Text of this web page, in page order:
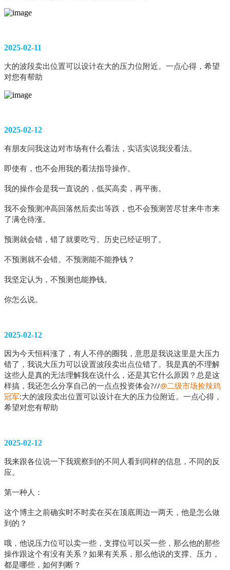
2025-02-11
大的波段卖出位置可以设计在大的压力位附近。一点心得，希望
对您有帮助
2025-02-12
有朋友问我这边对市场有什么看法，实话实说我没看法。
即使有，也不会用我的看法指导操作。
我的操作会是我一直说的，低买高卖，再平衡。
我不会预测冲高回落然后卖出等跌，也不会预测苦尽甘来牛市来
了满仓待涨。
预测就会错，错了就要吃亏。历史已经证明了。
不预测就不会错。不预测能不能挣钱？
我坚定认为，不预测也能挣钱。
你怎么说。
2025-02-12
因为今天恒科涨了，有人不停的圈我，意思是我说这里是大压力
错了，我说大压力可以设置波段卖出点位错了。我是真的不理解
这些人是真的无法理解我在说什么，还是其它什么原因？总是这
样搞，我还怎么分享自己的一点点投资体会?//@二级市场捡辣鸡
冠军:大的波段卖出位置可以设计在大的压力位附近。一点心得，
希望对您有帮助
2025-02-12
我来跟各位说一下我观察到的不同人看到同样的信息，不同的反
应。
第一种人：
这个博主之前确实时不时卖在买在顶底周边一两天，他是怎么做
到的？
哦，他说压力位可以卖一些，支撑位可以买一些，那么他的那些
操作跟这个有没有关系？如果有关系，那么他说的支撑、压力，
都是哪些，如何判断？